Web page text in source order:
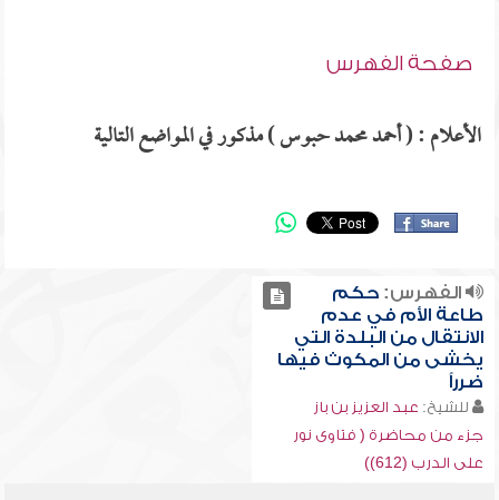
صفحة الفهرس
الأعلام : ( أحمد محمد حبوس ) مذكور في المواضع التالية
الفهرس:حكم
طاعة الأم في عدم
الانتقال من البلدة التي
يخشى من المكوث فيها
ضرراً
للشيخ: عبد العزيز بن باز
جزء من محاضرة ( فتاوى نور
على الدرب (612))